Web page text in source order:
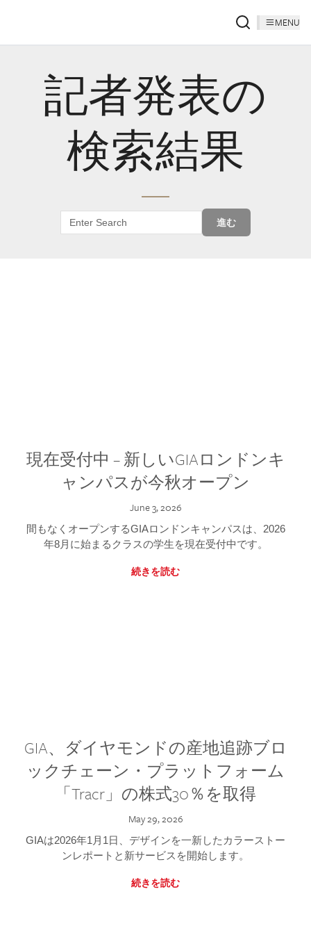
MENU
記者発表の
検索結果
進む
現在受付中 – 新しいGIAロンドンキ
ャンパスが今秋オープン
June 3, 2026
間もなくオープンするGIAロンドンキャンパスは、2026
年8月に始まるクラスの学生を現在受付中です。
続きを読む
GIA、ダイヤモンドの産地追跡ブロ
ックチェーン・プラットフォーム
「Tracr」の株式30％を取得
May 29, 2026
GIAは2026年1月1日、デザインを一新したカラーストー
ンレポートと新サービスを開始します。
続きを読む